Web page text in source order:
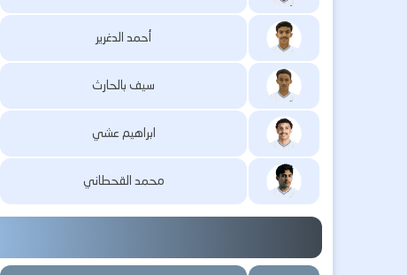
أحمد الدغرير
سيف بالحارث
ابراهيم عشي
محمد القحطاني